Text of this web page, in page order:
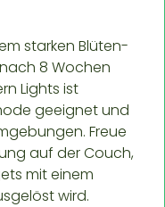
starken Blüten-
8 Wochen
Lights ist
geeignet und
Freue
auf der Couch,
mit einem
wird.